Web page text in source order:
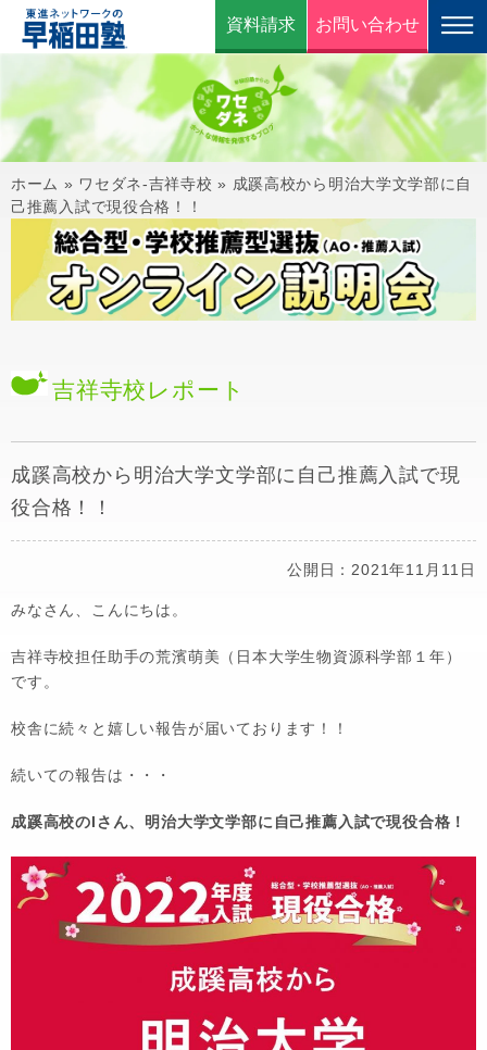
資料請求 お問い合わせ
ホーム » ワセダネ-吉祥寺校 » 成蹊高校から明治大学文学部に自
己推薦入試で現役合格！！
吉祥寺校 レポート
成蹊高校から明治大学文学部に自己推薦入試で現
役合格！！
公開日：2021年11月11日
みなさん、こんにちは。
吉祥寺校担任助手の荒濱萌美（日本大学生物資源科学部１年）
です。
校舎に続々と嬉しい報告が届いております！！
続いての報告は・・・
成蹊高校のIさん、明治大学文学部に自己推薦入試で現役合格！